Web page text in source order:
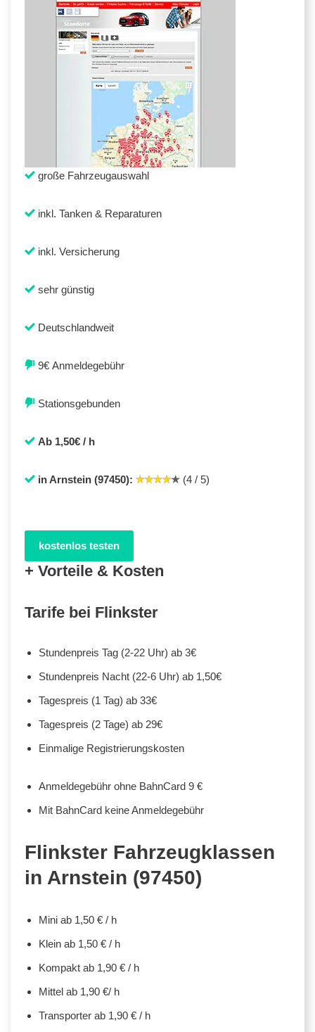
große Fahrzeugauswahl
inkl. Tanken & Reparaturen
inkl. Versicherung
sehr günstig
Deutschlandweit
9€ Anmeldegebühr
Stationsgebunden
Ab 1,50€ / h
in Arnstein (97450): (4 / 5)
kostenlos testen
+ Vorteile & Kosten
Tarife bei Flinkster
Stundenpreis Tag (2-22 Uhr) ab 3€
Stundenpreis Nacht (22-6 Uhr) ab 1,50€
Tagespreis (1 Tag) ab 33€
Tagespreis (2 Tage) ab 29€
Einmalige Registrierungskosten
Anmeldegebühr ohne BahnCard 9 €
Mit BahnCard keine Anmeldegebühr
Flinkster Fahrzeugklassen
in Arnstein (97450)
Mini ab 1,50 € / h
Klein ab 1,50 € / h
Kompakt ab 1,90 € / h
Mittel ab 1,90 €/ h
Transporter ab 1,90 € / h